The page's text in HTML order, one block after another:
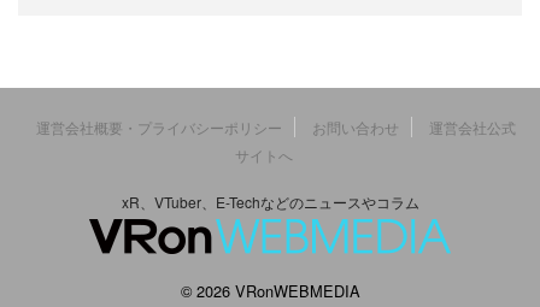
運営会社概要・プライバシーポリシー お問い合わせ
運営会社公式
サイトへ
xR、VTuber、E-Techなどのニュースやコラム
© 2026 VRonWEBMEDIA